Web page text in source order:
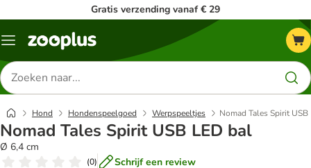
Gratis verzending vanaf € 29
Menu
Zoeken
naar
producten
Hond Hondenspeelgoed Werpspeeltjes Nomad Tales Spirit
Nomad Tales Spirit USB LED bal
Ø 6,4 cm
(0) Schrijf een review